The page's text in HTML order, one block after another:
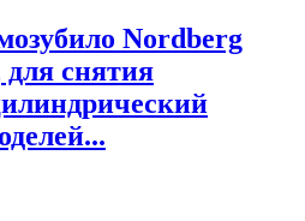
Nordberg
снятия